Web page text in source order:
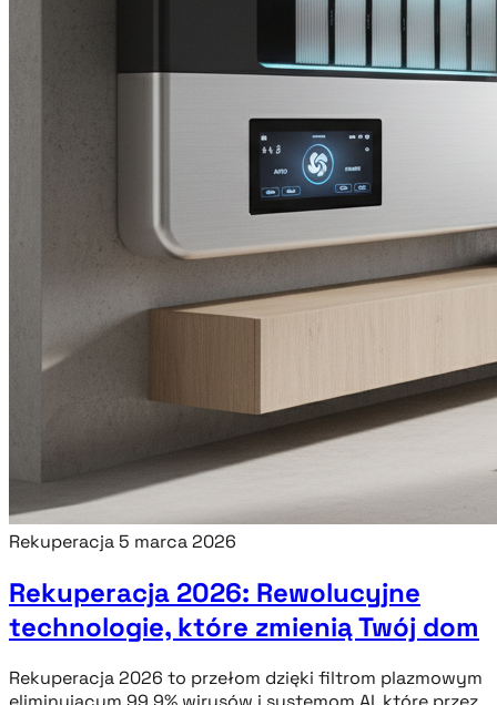
Rekuperacja5 marca 2026
Rekuperacja 2026: Rewolucyjne
technologie, które zmienią Twój dom
Rekuperacja 2026 to przełom dzięki filtrom plazmowym